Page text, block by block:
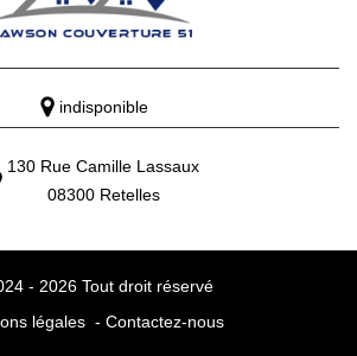
indisponible
130 Rue Camille Lassaux
08300 Retelles
- 2026 Tout droit réservé
légales - Contactez-nous